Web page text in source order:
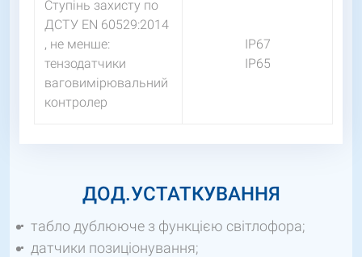
Ступінь захисту по
ДСТУ EN 60529:2014
, не менше:
тензодатчики
ваговимірювальний
контролер
IP67
IP65
ДОД.УСТАТКУВАННЯ
табло дублююче з функцією світлофора;
датчики позиціонування;